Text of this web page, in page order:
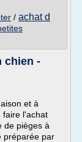
/ achat d
chien -
et à
faire l'achat
de pièges à
préparée par